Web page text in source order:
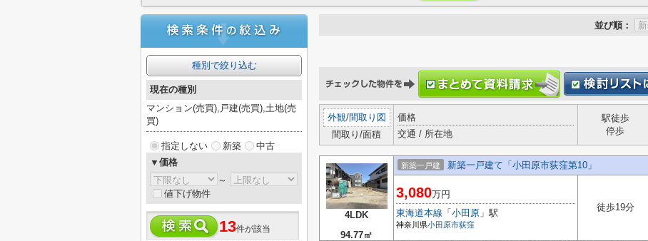
並び順：
外観/間取り図
間取り/面積
価格
交通 / 所在地
駅徒歩
停歩
4LDK
94.77㎡
新築一戸建 新築一戸建て「小田原市荻窪第10」
3,080万円
東海道本線 「 小田原 」駅
神奈川県小田原市荻窪
徒歩19分
種別で絞り込む
現在の種別
マンション(売買),戸建(売買),土地(売
買)
指定しない 新築
中古
▼価格
～
値下げ物件
13件が該当